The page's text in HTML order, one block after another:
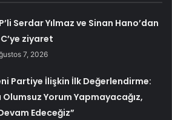
Serdar Yılmaz ve Sinan Hano’dan
ziyaret
7, 2026
Partiye İlişkin İlk Değerlendirme:
Olumsuz Yorum Yapmayacağız,
Edeceğiz”